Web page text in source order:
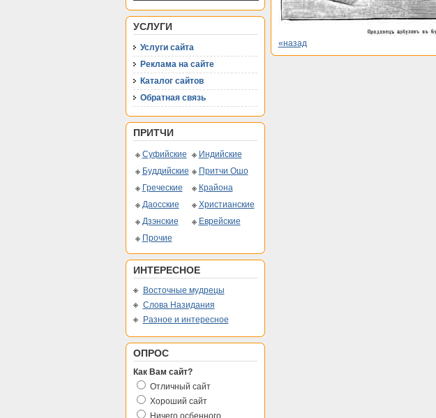
УСЛУГИ
Услуги сайта
Реклама на сайте
Каталог сайтов
Обратная связь
ПРИТЧИ
Суфийские
Индийские
Буддийские
Притчи Ошо
Греческие
Крайона
Даосские
Христианские
Дзэнские
Еврейские
Прочие
ИНТЕРЕСНОЕ
Восточные мудрецы
Слова Назидания
Разное и интересное
ОПРОС
Как Вам сайт?
Отличный сайт
Хороший сайт
Ничего осбенного
«назад